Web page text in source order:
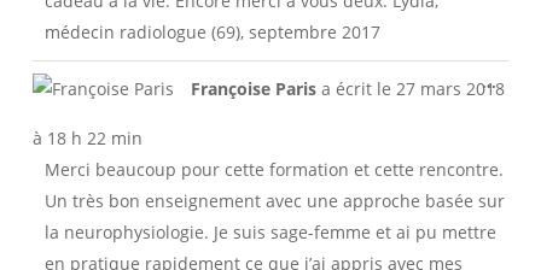
médecin radiologue (69), septembre 2017
Françoise Paris a écrit le 27 mars 2018
à 18 h 22 min
Merci beaucoup pour cette formation et cette rencontre.
Un très bon enseignement avec une approche basée sur
la neurophysiologie. Je suis sage-femme et ai pu mettre
en pratique rapidement ce que j’ai appris avec mes
...
cette